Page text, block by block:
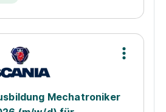
Mechatroniker